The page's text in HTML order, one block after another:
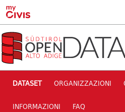
Skip to main content
DATASET ORGANIZZAZIONI
INFORMAZIONI FAQ